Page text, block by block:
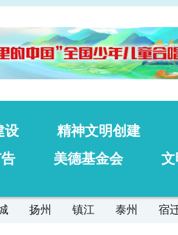
设 精神文明创建
美德基金会 文
扬州 镇江 泰州 宿